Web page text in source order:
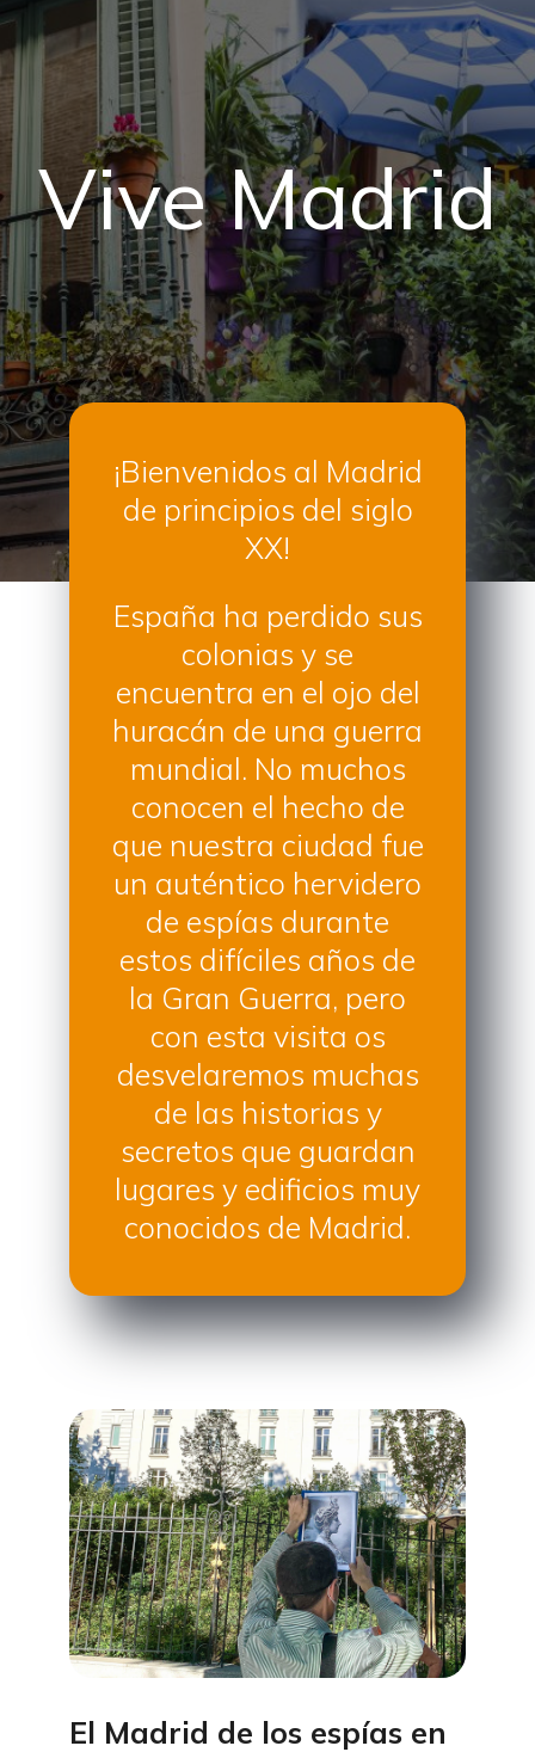
F AQS
VENTURA
Vive Madrid
¡Bienvenidos al Madrid
de principios del siglo
XX!
España ha perdido sus
colonias y se
encuentra en el ojo del
huracán de una guerra
mundial. No muchos
conocen el hecho de
que nuestra ciudad fue
un auténtico hervidero
de espías durante
estos difíciles años de
la Gran Guerra, pero
con esta visita os
desvelaremos muchas
de las historias y
secretos que guardan
lugares y edificios muy
conocidos de Madrid.
El Madrid de los espías en